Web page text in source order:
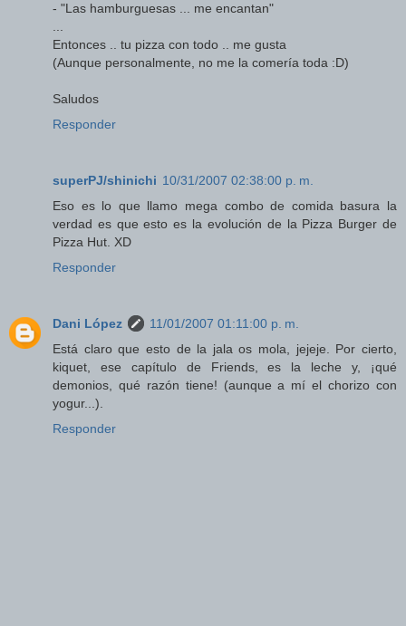
- "Las hamburguesas ... me encantan"
...
Entonces .. tu pizza con todo .. me gusta
(Aunque personalmente, no me la comería toda :D)
Saludos
Responder
superPJ/shinichi 10/31/2007 02:38:00 p. m.
Eso es lo que llamo mega combo de comida basura la
verdad es que esto es la evolución de la Pizza Burger de
Pizza Hut. XD
Responder
Dani López
11/01/2007 01:11:00 p. m.
Está claro que esto de la jala os mola, jejeje. Por cierto,
kiquet, ese capítulo de Friends, es la leche y, ¡qué
demonios, qué razón tiene! (aunque a mí el chorizo con
yogur...).
Responder